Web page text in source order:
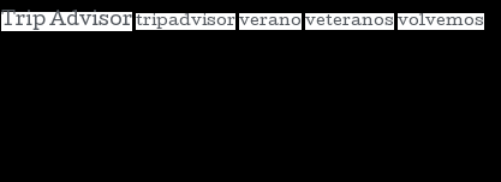
Trip Advisor tripadvisor verano veteranos volvemos